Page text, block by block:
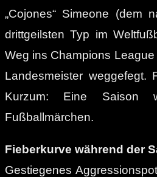
„Cojones“ Simeone (dem
drittgeilsten Typ im
Weg ins Champions
Landesmeister weggefegt.
Kurzum: Eine Saison
Fußballmärchen.
Fieberkurve während der
Gestiegenes